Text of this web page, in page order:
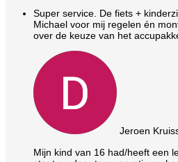
Super service. De fiets +
Michael voor mij regelen én
over de keuze van het
Jeroen
Mijn kind van 16 had/heeft een